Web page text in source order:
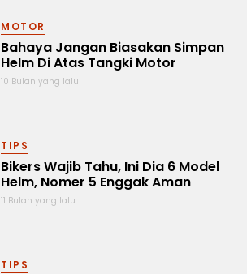
MOTOR
Bahaya Jangan Biasakan Simpan
Helm Di Atas Tangki Motor
10 Bulan yang lalu
TIPS
Bikers Wajib Tahu, Ini Dia 6 Model
Helm, Nomer 5 Enggak Aman
11 Bulan yang lalu
TIPS